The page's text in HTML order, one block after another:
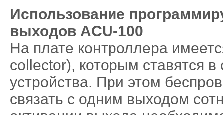
Использование
выходов ACU-100
На плате контроллера
collector), которым ставятся
устройства. При этом
связать с одним выходом